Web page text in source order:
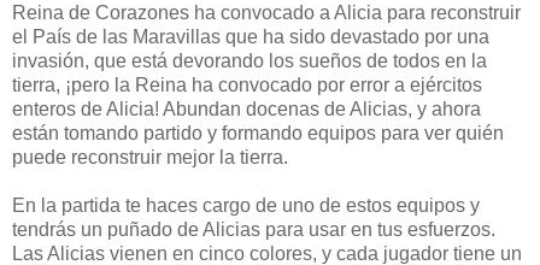
Reina de Corazones ha convocado a Alicia para reconstruir
el País de las Maravillas que ha sido devastado por una
invasión, que está devorando los sueños de todos en la
tierra, ¡pero la Reina ha convocado por error a ejércitos
enteros de Alicia! Abundan docenas de Alicias, y ahora
están tomando partido y formando equipos para ver quién
puede reconstruir mejor la tierra.
En la partida te haces cargo de uno de estos equipos y
tendrás un puñado de Alicias para usar en tus esfuerzos.
Las Alicias vienen en cinco colores, y cada jugador tiene un